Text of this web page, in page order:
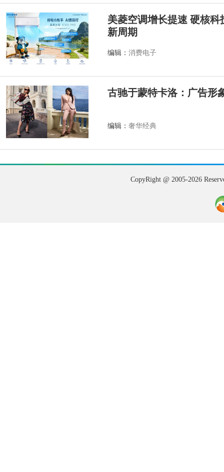
美菱空调增长提速 硬核
新周期
编辑： 消费电子
古驰于蒙特卡洛：广告形
编辑： 奢华经典
CopyRight @ 2005-2026